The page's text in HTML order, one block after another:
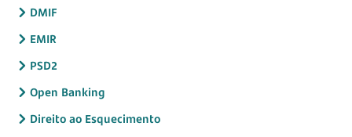
DMIF
EMIR
PSD2
Open Banking
Direito ao Esquecimento